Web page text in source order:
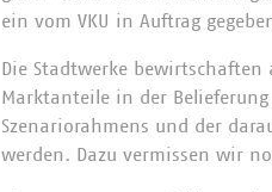
ein vom VKU in Auftrag
Die Stadtwerke
Marktanteile in der
Szenariorahmens und der
werden. Dazu vermissen wir